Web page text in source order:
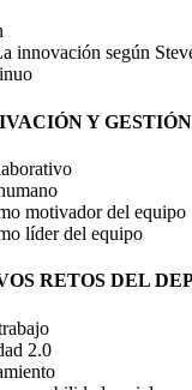
innovación según
Y
motivador del equipo
líder del equipo
RETOS DEL
2.0